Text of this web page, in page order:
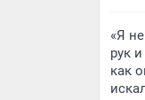
«Я
рук
как